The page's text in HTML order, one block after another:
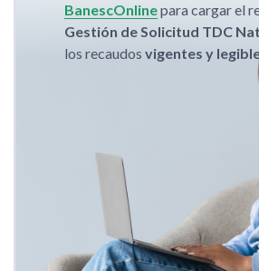
BanescOnlinepara cargar el
Gestión de Solicitud TDC
los recaudos vigentes y